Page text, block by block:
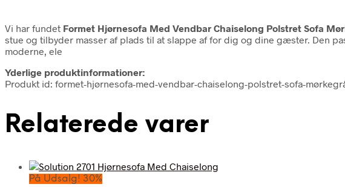
Vi har fundet Formet Hjørnesofa Med Vendbar Chaiselong Polstret Sofa
stue og tilbyder masser af plads til at slappe af for dig og dine gæster. Den
moderne, ele
Yderlige produktinformationer:
Produkt id: formet-hjørnesofa-med-vendbar-chaiselong-polstret-sofa-
Relaterede varer
På Udsalg! 30%